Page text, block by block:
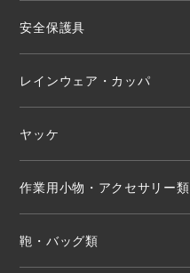
安全保護具
レインウェア・カッパ
ヤッケ
作業用小物・アクセサリー類
鞄・バッグ類